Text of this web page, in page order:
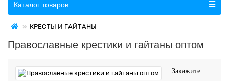
Каталог товаров
КРЕСТЫ И ГАЙТАНЫ
Православные крестики и гайтаны оптом
Закажите